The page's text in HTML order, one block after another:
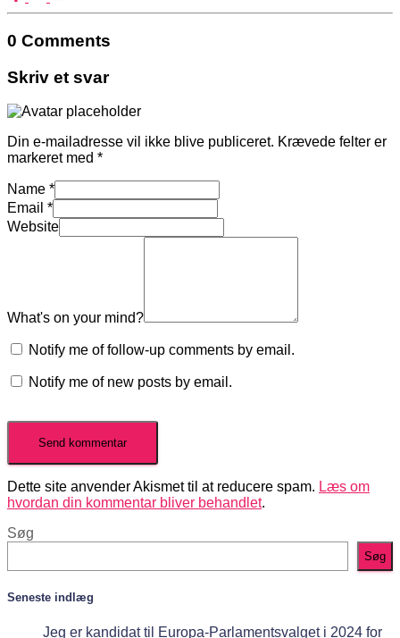
0 Comments
Skriv et svar
Din e-mailadresse vil ikke blive publiceret. Krævede felter er
markeret med *
Name *
Email *
Website
What's on your mind?
Notify me of follow-up comments by email.
Notify me of new posts by email.
Dette site anvender Akismet til at reducere spam. Læs om
hvordan din kommentar bliver behandlet.
Søg
Søg
Seneste indlæg
Jeg er kandidat til Europa-Parlamentsvalget i 2024 for